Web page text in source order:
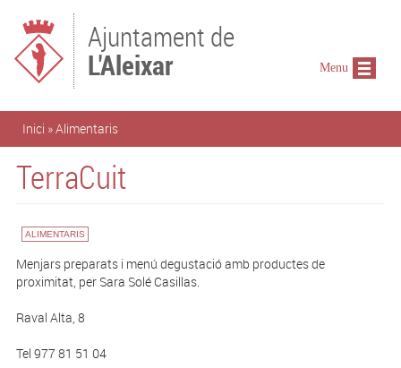
Ajuntament de
L'Aleixar
Esteu aquí
Inici »Alimentaris
TerraCuit
ALIMENTARIS
Menjars preparats i menú degustació amb productes de
proximitat, per Sara Solé Casillas.
Raval Alta, 8
Tel 977 81 51 04
Menu